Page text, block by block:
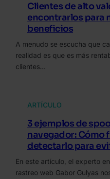
Clientes de alto
encontrarlos para
beneficios
A menudo se escucha que
realidad es que es más
clientes…
ARTÍCULO
3 ejemplos de
navegador: Cómo
detectarlo para
En este artículo, el experto
rastreo web Gabor Gulyas